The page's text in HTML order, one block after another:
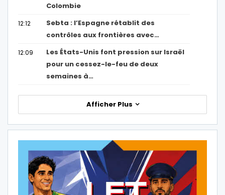
Colombie
12:12
Sebta : l’Espagne rétablit des
contrôles aux frontières avec…
12:09
Les États-Unis font pression sur Israël
pour un cessez-le-feu de deux
semaines à…
Afficher Plus